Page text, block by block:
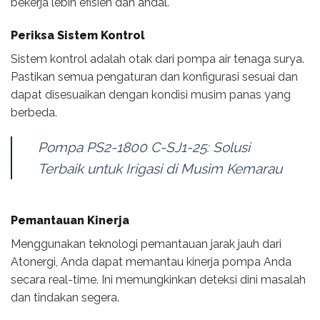
Periksa Sistem Kontrol
Sistem kontrol adalah otak dari pompa air tenaga surya.
Pastikan semua pengaturan dan konfigurasi sesuai dan
dapat disesuaikan dengan kondisi musim panas yang
berbeda.
Pompa PS2-1800 C-SJ1-25: Solusi
Terbaik untuk Irigasi di Musim Kemarau
Pemantauan Kinerja
Menggunakan teknologi pemantauan jarak jauh dari
Atonergi, Anda dapat memantau kinerja pompa Anda
secara real-time. Ini memungkinkan deteksi dini masalah
dan tindakan segera.